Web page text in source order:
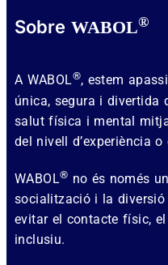
Sobre WABOL®
A WABOL®, estem
única, segura i divertida
salut física i mental
del nivell d’experiència
WABOL® no és només
socialització i la diversió
evitar el contacte físic,
inclusiu.